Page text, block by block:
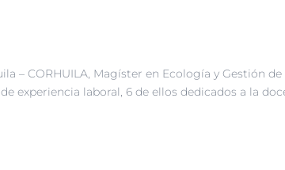
– CORHUILA, Magíster en Ecología y Gestión de
experiencia laboral, 6 de ellos dedicados a la